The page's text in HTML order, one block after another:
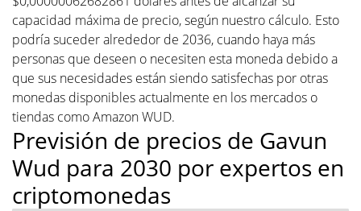
capacidad máxima de precio, según nuestro cálculo. Esto
podría suceder alrededor de 2036, cuando haya más
personas que deseen o necesiten esta moneda debido a
que sus necesidades están siendo satisfechas por otras
monedas disponibles actualmente en los mercados o
tiendas como Amazon WUD.
Previsión de precios de Gavun
Wud para 2030 por expertos en
criptomonedas